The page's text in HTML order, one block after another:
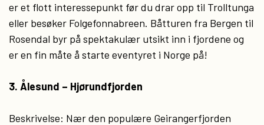
er et flott interessepunkt før du drar opp til Trolltunga
eller besøker Folgefonnabreen. Båtturen fra Bergen til
Rosendal byr på spektakulær utsikt inn i fjordene og
er en fin måte å starte eventyret i Norge på!
3. Ålesund – Hjørundfjorden
Beskrivelse: Nær den populære Geirangerfjorden